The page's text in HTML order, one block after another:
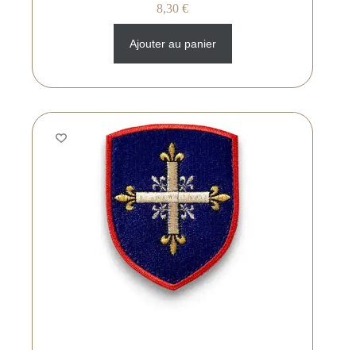
8,30€
Ajouter au panier